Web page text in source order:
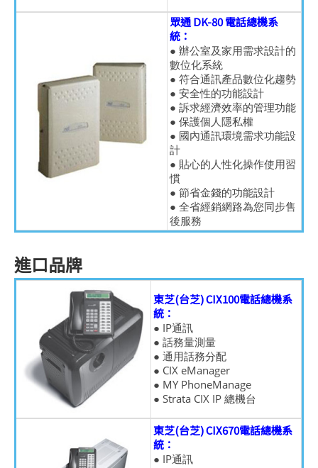
眾通 DK-80 電話總機系
統：
● 辦公室及家用需求設計的
數位化系統
● 符合通訊產品數位化趨勢
● 安全性的功能設計
● 訴求經濟效率的管理功能
● 保護個人隱私權
● 國內通訊環境需求功能設
計
● 貼心的人性化操作使用習
慣
● 節省金錢的功能設計
● 全省經銷網路為您同步售
後服務
進口品牌
東芝(台芝) CIX100電話總機系
統：
● IP通訊
● 話務量測量
● 通用話務分配
● CIX eManager
● MY PhoneManage
● Strata CIX IP 總機台
東芝(台芝) CIX670電話總機系
統：
● IP通訊